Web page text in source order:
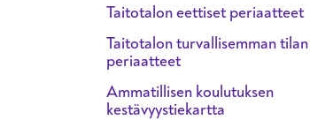
Taitotalon eettiset periaatteet
Taitotalon turvallisemman tilan
periaatteet
Ammatillisen koulutuksen
kestävyystiekartta